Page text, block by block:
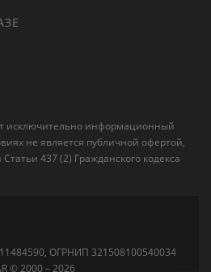
исключительно информационный
не является публичной офертой,
437 (2) Гражданского кодекса
ОГРНИП 321508100540034
© 2000 – 2026